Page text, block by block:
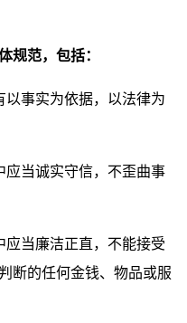
规范，包括：
以事实为依据，以法律为
应当诚实守信，不歪曲事
应当廉洁正直，不能接受
断的任何金钱、物品或服